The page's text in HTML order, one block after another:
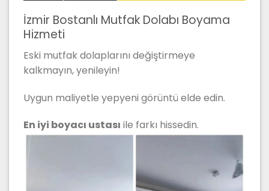
İzmir Bostanlı Mutfak Dolabı Boyama
Hizmeti
Eski mutfak dolaplarını değiştirmeye
kalkmayın, yenileyin!
Uygun maliyetle yepyeni görüntü elde edin.
En iyi boyacı ustası ile farkı hissedin.